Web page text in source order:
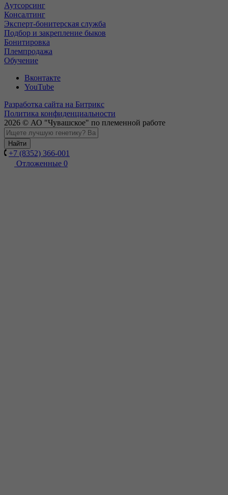
Аутсорсинг
Консалтинг
Эксперт-бонитерская служба
Подбор и закрепление быков
Бонитировка
Племпродажа
Обучение
Вконтакте
YouTube
Разработка сайта на Битрикс
Политика конфиденциальности
2026 © АО "Чувашское" по племенной работе
Найти
+7 (8352) 366-001
Отложенные 0